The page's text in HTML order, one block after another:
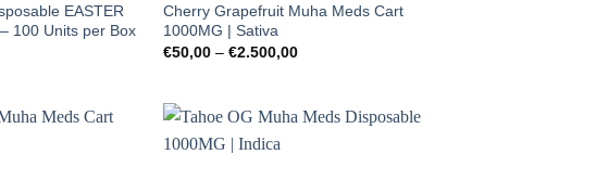
EASTER
100 Units per Box
Cherry Grapefruit Muha Meds Cart
1000MG | Sativa
€50,00 – €2.500,00Preisspanne: